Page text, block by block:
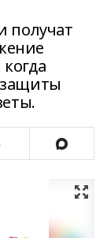
получат
защиты